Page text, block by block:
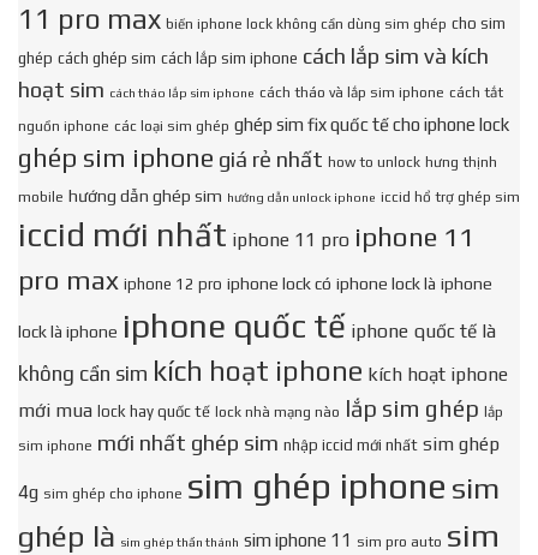
11 pro max biến iphone lock không cần dùng sim ghép cho sim
ghép cách ghép sim cách lắp sim iphone cách lắp sim và kích
hoạt sim cách tháo lắp sim iphone cách tháo và lắp sim iphone cách tắt
nguồn iphone các loại sim ghép ghép sim fix quốc tế cho iphone lock
ghép sim iphone giá rẻ nhất how to unlock hưng thịnh
mobile hướng dẫn ghép sim hướng dẫn unlock iphone iccid hổ trợ ghép sim
iccid mới nhất iphone 11 pro iphone 11
pro max iphone 12 pro iphone lock có iphone lock là iphone
lock là iphone iphone quốc tế iphone quốc tế là
không cần sim kích hoạt iphone kích hoạt iphone
mới mua lock hay quốc tế lock nhà mạng nào lắp sim ghép lắp
sim iphone mới nhất ghép sim nhập iccid mới nhất sim ghép
4g sim ghép cho iphone sim ghép iphone sim
ghép là sim ghép thần thánh sim iphone 11 sim pro auto sim